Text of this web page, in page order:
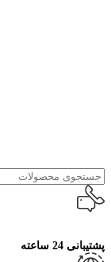
پشتیبانی 24 ساعته